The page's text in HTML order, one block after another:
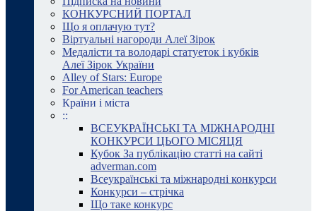
КОНКУРСНИЙ ПОРТАЛ
Що я оплачую тут?
Віртуальні нагороди Алеї Зірок
Медалісти та володарі статуеток і кубків
Алеї Зірок України
Alley of Stars: Europe
For American teachers
Країни і міста
::
ВСЕУКРАЇНСЬКІ ТА МІЖНАРОДНІ
КОНКУРСИ ЦЬОГО МІСЯЦЯ
Кубок За публікацію статті на сайті
adverman.com
Всеукраїнські та міжнародні конкурси
Конкурси – стрічка
Що таке конкурс